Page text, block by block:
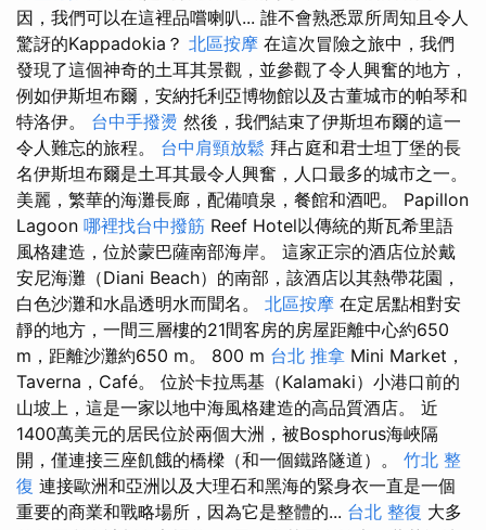
因，我們可以在這裡品嚐喇叭... 誰不會熟悉眾所周知且令人
驚訝的Kappadokia？ 北區按摩 在這次冒險之旅中，我們
發現了這個神奇的土耳其景觀，並參觀了令人興奮的地方，
例如伊斯坦布爾，安納托利亞博物館以及古董城市的帕琴和
特洛伊。 台中手撥燙 然後，我們結束了伊斯坦布爾的這一
令人難忘的旅程。 台中肩頸放鬆 拜占庭和君士坦丁堡的長
名伊斯坦布爾是土耳其最令人興奮，人口最多的城市之一。
美麗，繁華的海灘長廊，配備噴泉，餐館和酒吧。 Papillon
Lagoon 哪裡找台中撥筋 Reef Hotel以傳統的斯瓦希里語
風格建造，位於蒙巴薩南部海岸。 這家正宗的酒店位於戴
安尼海灘（Diani Beach）的南部，該酒店以其熱帶花園，
白色沙灘和水晶透明水而聞名。 北區按摩 在定居點​​相對安
靜的地方，一間三層樓的21間客房的房屋距離中心約650
m，距離沙灘約650 m。 800 m 台北 推拿 Mini Market，
Taverna，Café。 位於卡拉馬基（Kalamaki）小港口前的
山坡上，這是一家以地中海風格建造的高品質酒店。 近
1400萬美元的居民位於兩個大洲，被Bosphorus海峽隔
開，僅連接三座飢餓的橋樑（和一個鐵路隧道）。 竹北 整
復 連接歐洲和亞洲以及大理石和黑海的緊身衣一直是一個
重要的商業和戰略場所，因為它是整體的... 台北 整復 大多